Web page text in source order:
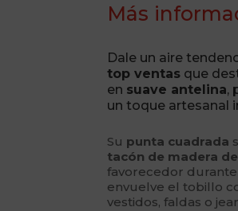
Más
Dale un aire
top ventas que
en suave antelina,
un toque artesanal
Su punta cuadrada
tacón de madera
favorecedor
envuelve el tobillo
vestidos, faldas o